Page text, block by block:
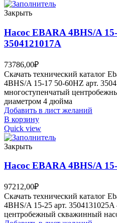
Закрыть
Насос EBARA 4BHS/A
3504121017A
73786,00₽
Скачать технический каталог
4BHS/A 15-17 50-60HZ арт.
многоступенчатый
диаметром 4 дюйма
Добавить в лист желаний
В корзину
Quick view
Закрыть
Насос EBARA 4BHS/A
97212,00₽
Скачать технический каталог
4BHS/A 15-25 арт.
центробежный скважинный